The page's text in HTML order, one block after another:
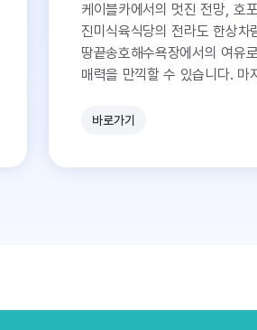
케이블카에서의 멋진 전망, 호
진미식육식당의 전라도 한상차
땅끝송호해수욕장에서의 여유
매력을 만끽할 수 있습니다. 마
바로가기